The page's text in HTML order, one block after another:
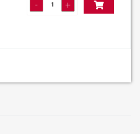
- +